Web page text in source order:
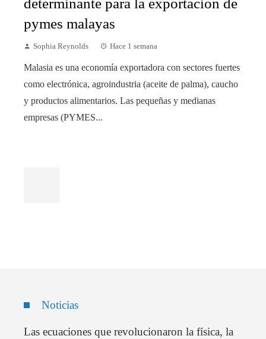
determinante para la exportación de
pymes malayas
Sophia Reynolds Hace 1 semana
Malasia es una economía exportadora con sectores fuertes
como electrónica, agroindustria (aceite de palma), caucho
y productos alimentarios. Las pequeñas y medianas
empresas (PYMES...
Noticias
Las ecuaciones que revolucionaron la física, la